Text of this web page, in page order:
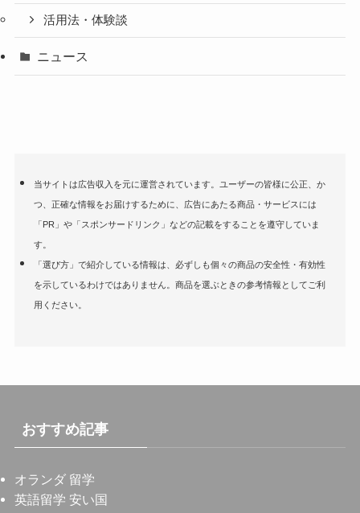
活用法・体験談
ニュース
当サイトは広告収入を元に運営されています。ユーザーの皆様に公正、か
つ、正確な情報をお届けするために、広告にあたる商品・サービスには
「PR」や「スポンサードリンク」などの記載をすることを遵守していま
す。
「選び方」で紹介している情報は、必ずしも個々の商品の安全性・有効性
を示しているわけではありません。商品を選ぶときの参考情報としてご利
用ください。
おすすめ記事
オランダ 留学
英語留学 安い国